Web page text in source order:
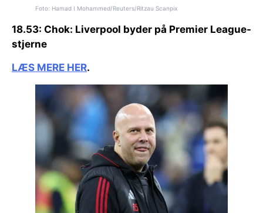
Foto: Hamad I Mohammed/Reuters/Ritzau Scanpix
18.53: Chok: Liverpool byder på Premier League-
stjerne
LÆS MERE HER.